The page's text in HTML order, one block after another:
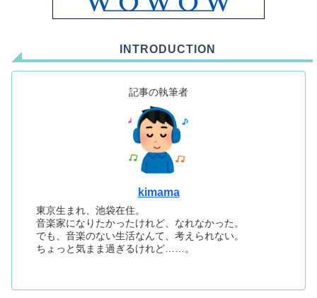
INTRODUCTION
記事の執筆者
kimama
東京生まれ、池袋在住。
音楽家になりたかったけれど、なれなかった。
でも、音楽のない生活なんて、考えられない。
ちょっと気まま過ぎるけれど……。